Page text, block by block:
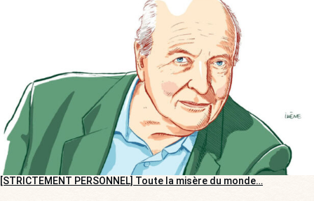
[STRICTEMENT PERSONNEL] Toute la misère du monde…